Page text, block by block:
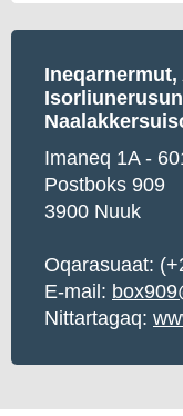
Ineqarnermut,
Imaneq 1A -
Postboks 909
3900 Nuuk
Oqarasuaat:
E-mail:
Nittartagaq: